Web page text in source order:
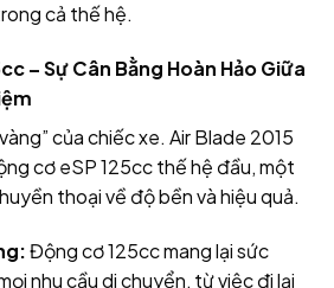
cả thế hệ.
– Sự Cân Bằng Hoàn Hảo Giữa
của chiếc xe. Air Blade 2015
cơ eSP 125cc thế hệ đầu, một
thoại về độ bền và hiệu quả.
Động cơ 125cc mang lại sức
nhu cầu di chuyển, từ việc đi lại